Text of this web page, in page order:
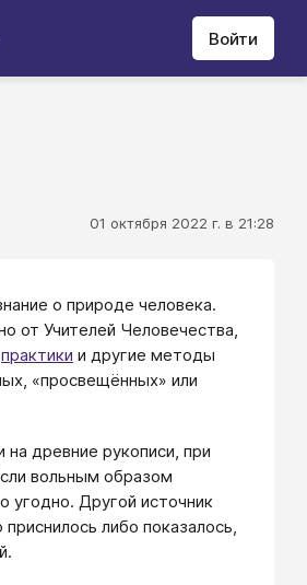
Войти
01 октября 2022 г. в 21:28
о природе человека.
от Учителей Человечества,
практики и другие методы
«просвещённых» или
древние рукописи, при
вольным образом
угодно. Другой источник
либо показалось,